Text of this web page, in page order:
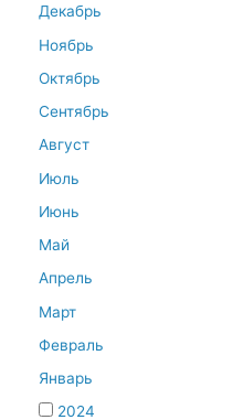
Декабрь
Ноябрь
Октябрь
Сентябрь
Август
Июль
Июнь
Май
Апрель
Март
Февраль
Январь
2024